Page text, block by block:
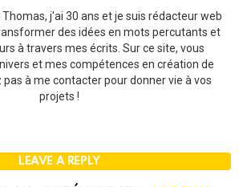
Thomas, j'ai 30 ans et je suis rédacteur web
des idées en mots percutants et
à travers mes écrits. Sur ce site, vous
et mes compétences en création de
à me contacter pour donner vie à vos
projets !
LEAVE A REPLY